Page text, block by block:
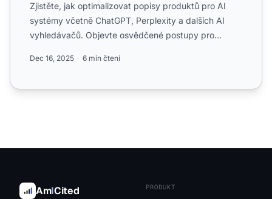
Zjistěte, jak optimalizovat popisy produktů pro AI
systémy včetně ChatGPT, Perplexity a dalších AI
vyhledávačů. Objevte osvědčené postupy pro
Dec 16, 2025 6 min čtení
AmICited PRODUKT